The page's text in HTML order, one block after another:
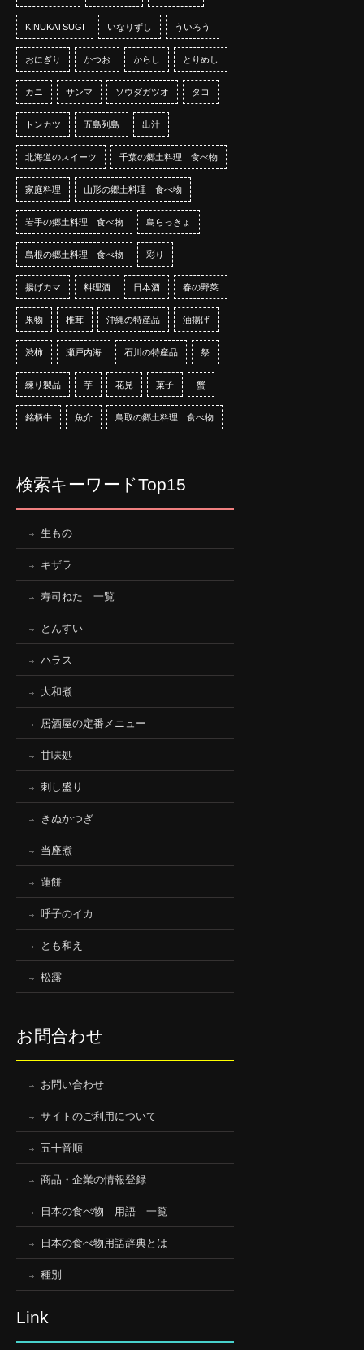
KINUKATSUGI いなりずし ういろう
おにぎり かつお からし とりめし
カニ サンマ ソウダガツオ タコ
トンカツ 五島列島 出汁
北海道のスイーツ 千葉の郷土料理 食べ物
家庭料理 山形の郷土料理 食べ物
岩手の郷土料理 食べ物 島らっきょ
島根の郷土料理 食べ物 彩り
揚げカマ 料理酒 日本酒 春の野菜
果物 椎茸 沖縄の特産品 油揚げ
渋柿 瀬戸内海 石川の特産品 祭
練り製品 芋 花見 菓子 蟹
銘柄牛 魚介 鳥取の郷土料理 食べ物
検索キーワードTop15
生もの
キザラ
寿司ねた 一覧
とんすい
ハラス
大和煮
居酒屋の定番メニュー
甘味処
刺し盛り
きぬかつぎ
当座煮
蓮餅
呼子のイカ
とも和え
松露
お問合わせ
お問い合わせ
サイトのご利用について
五十音順
商品・企業の情報登録
日本の食べ物 用語 一覧
日本の食べ物用語辞典とは
種別
Link